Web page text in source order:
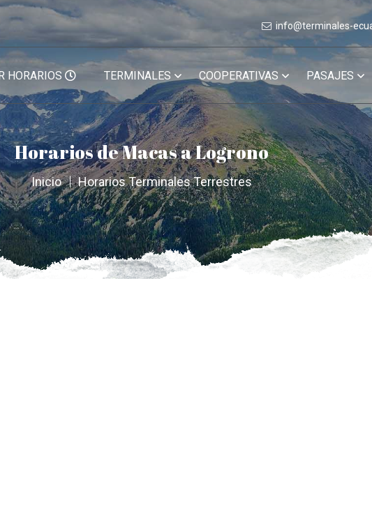
info@terminales-
HORARIOS TERMINALES COOPERATIVAS PASAJES
Horarios de Macas a Logrono
Inicio Horarios Terminales Terrestres